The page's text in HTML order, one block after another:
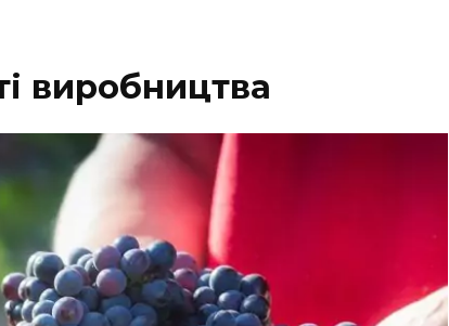
виробництва